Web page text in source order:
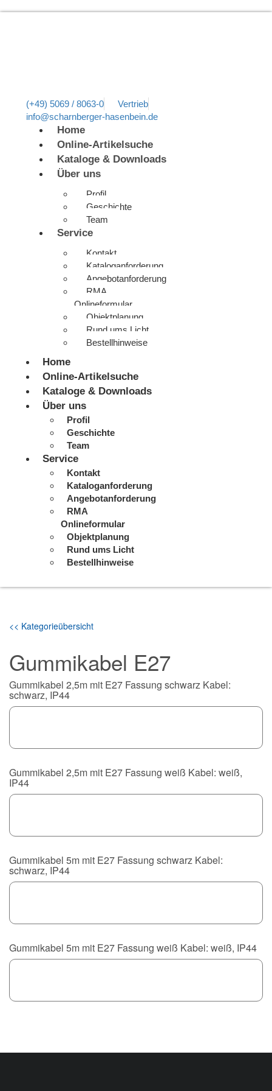
(+49) 5069 / 8063-0
Vertrieb
info@scharnberger-hasenbein.de
Home
Online-Artikelsuche
Kataloge & Downloads
Über uns
Profil
Geschichte
Team
Service
Kontakt
Kataloganforderung
Angebotanforderung
RMA
Onlineformular
Objektplanung
Rund ums Licht
Bestellhinweise
Home
Online-Artikelsuche
Kataloge & Downloads
Über uns
Profil
Geschichte
Team
Service
Kontakt
Kataloganforderung
Angebotanforderung
RMA
Onlineformular
Objektplanung
Rund ums Licht
Bestellhinweise
<< Kategorieübersicht
Gummikabel E27
Gummikabel 2,5m mit E27 Fassung schwarz Kabel:
schwarz, IP44
Gummikabel 2,5m mit E27 Fassung weiß Kabel: weiß,
IP44
Gummikabel 5m mit E27 Fassung schwarz Kabel:
schwarz, IP44
Gummikabel 5m mit E27 Fassung weiß Kabel: weiß, IP44